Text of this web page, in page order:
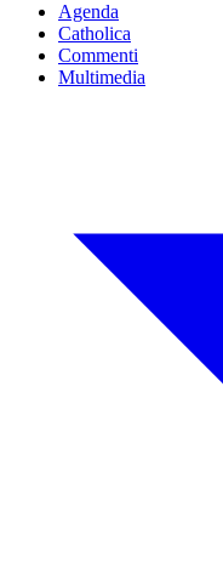
Agenda
Catholica
Commenti
Multimedia